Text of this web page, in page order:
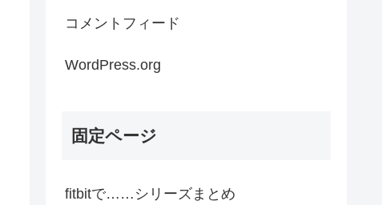
コメントフィード
WordPress.org
固定ページ
fitbitで……シリーズまとめ